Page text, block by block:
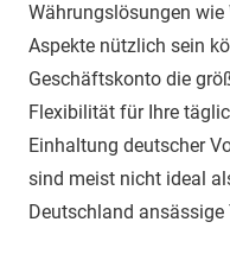
Währungslösungen
Aspekte nützlich sein
Geschäftskonto die
Flexibilität für Ihre
Einhaltung deutscher
sind meist nicht ideal
Deutschland ansässige